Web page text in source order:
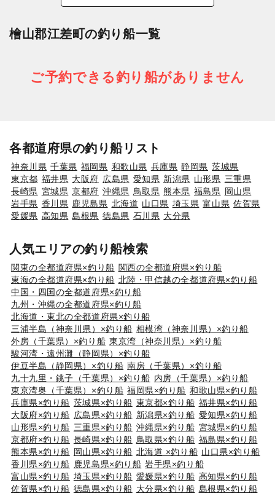
檜山郡江差町の釣り船一覧
ご予約できる釣り船がありません
各都道府県の釣り船リスト
神奈川県 千葉県 福岡県 和歌山県 兵庫県 静岡県 茨城県
東京都 福井県 大阪府 広島県 愛知県 新潟県 山形県 三重県
長崎県 宮城県 京都府 沖縄県 鳥取県 熊本県 福島県 岡山県
岩手県 香川県 鹿児島県 北海道 山口県 埼玉県 富山県 佐賀県
愛媛県 高知県 島根県 徳島県 石川県 大分県
人気エリアの釣り船検索
関東の全都道府県×釣り船 関西の全都道府県×釣り船
東海の全都道府県×釣り船 北陸・甲信越の全都道府県×釣り船
中国・四国の全都道府県×釣り船
九州・沖縄の全都道府県×釣り船
北海道・東北の全都道府県×釣り船
三浦半島（神奈川県）×釣り船 相模湾（神奈川県）×釣り船
外房（千葉県）×釣り船 東京湾（神奈川県）×釣り船
駿河湾・遠州灘（静岡県）×釣り船
伊豆半島（静岡県）×釣り船 南房（千葉県）×釣り船
九十九里・銚子（千葉県）×釣り船 内房（千葉県）×釣り船
東京湾奥（千葉県）×釣り船 福岡県×釣り船 和歌山県×釣り船
兵庫県×釣り船 茨城県×釣り船 東京都×釣り船 福井県×釣り船
大阪府×釣り船 広島県×釣り船 新潟県×釣り船 愛知県×釣り船
山形県×釣り船 三重県×釣り船 沖縄県×釣り船 宮城県×釣り船
京都府×釣り船 長崎県×釣り船 鳥取県×釣り船 福島県×釣り船
熊本県×釣り船 岡山県×釣り船 北海道 ×釣り船 山口県×釣り船
香川県×釣り船 鹿児島県×釣り船 岩手県×釣り船
富山県×釣り船 埼玉県×釣り船 愛媛県×釣り船 高知県×釣り船
佐賀県×釣り船 徳島県×釣り船 大分県×釣り船 島根県×釣り船